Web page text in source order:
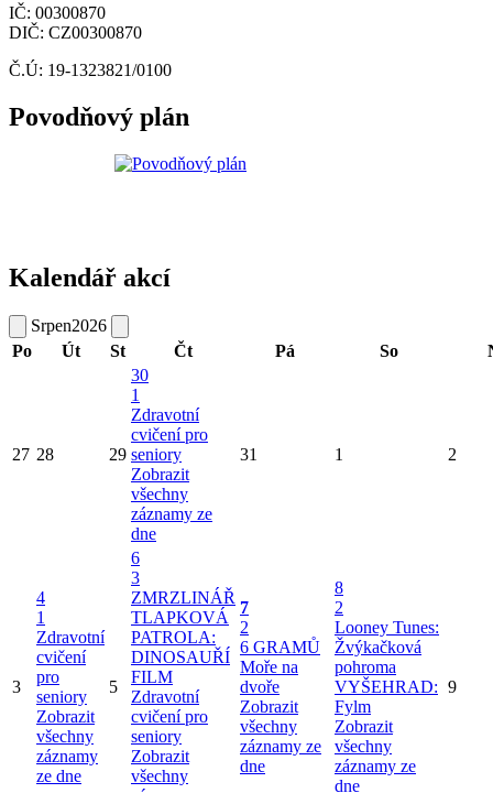
IČ: 00300870
DIČ: CZ00300870
Č.Ú: 19-1323821/0100
Povodňový plán
Kalendář akcí
Srpen2026
Po
Út St Čt Pá So
27 28 29
30
1
Zdravotní
cvičení pro
seniory
Zobrazit
všechny
záznamy ze
dne
31 1 2
3
4
1
Zdravotní
cvičení
pro
seniory
Zobrazit
všechny
záznamy
ze dne
5
6
3
ZMRZLINÁŘ
TLAPKOVÁ
PATROLA:
DINOSAUŘÍ
FILM
Zdravotní
cvičení pro
seniory
Zobrazit
všechny
7
2
6 GRAMŮ
Moře na
dvoře
Zobrazit
všechny
záznamy ze
dne
8
2
Looney Tunes:
Žvýkačková
pohroma
VYŠEHRAD:
Fylm
Zobrazit
všechny
záznamy ze
dne
9